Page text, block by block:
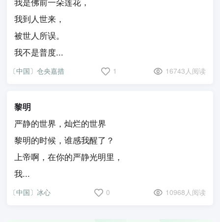
我到人世来，
被世人所误。
我不是普度...
〔中国〕仓央嘉措 1 16743人阅读
黎明
严静的世界，灿烂的世界
黎明的时候，谁感我醒了？
上帝啊，在你的严静光明里，
我...
〔中国〕冰心 0 10968人阅读